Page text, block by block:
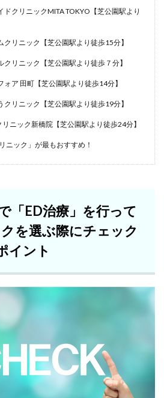
ドクリニックMITA TOKYO【芝公園駅より
クリニック【芝公園駅より徒歩15分】
クリニック【芝公園駅より徒歩７分】
ォア 田町【芝公園駅より徒歩14分】
クリニック【芝公園駅より徒歩19分】
ニック新橋院【芝公園駅より徒歩24分】
ニック」が最もおすすめ！
「ED治療」を行って
を選ぶ際にチェック
イント